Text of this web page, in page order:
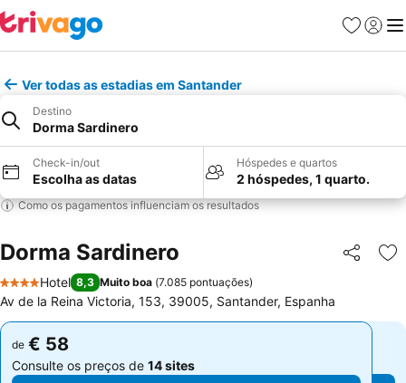
Favoritos
Iniciar
Ver todas as estadias em Santander
Destino
Dorma Sardinero
Check-in/out
Escolha as datas
Hóspedes e quartos
2 hóspedes, 1 quarto.
Como os pagamentos influenciam os resultados
Dorma Sardinero Partilhar
4 Estrelas
Hotel 8,3 Muito boa (7.085 pontuações)
Av de la Reina Victoria, 153, 39005, Santander, Espanha
de € 58
Consulte os preços de 14 sites
de € 58
Consulte os preços de 14 sites